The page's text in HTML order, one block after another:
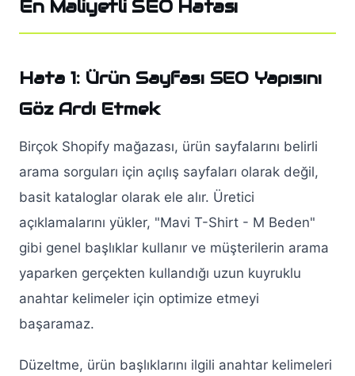
En Maliyetli SEO Hatası
Hata 1: Ürün Sayfası SEO Yapısını
Göz Ardı Etmek
Birçok Shopify mağazası, ürün sayfalarını belirli
arama sorguları için açılış sayfaları olarak değil,
basit kataloglar olarak ele alır. Üretici
açıklamalarını yükler, "Mavi T-Shirt - M Beden"
gibi genel başlıklar kullanır ve müşterilerin arama
yaparken gerçekten kullandığı uzun kuyruklu
anahtar kelimeler için optimize etmeyi
başaramaz.
Düzeltme, ürün başlıklarını ilgili anahtar kelimeleri